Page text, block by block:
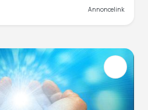
Annoncelink